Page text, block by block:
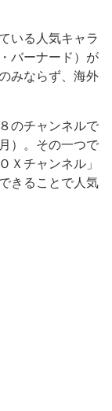
いる人気キャラ
バーナード）が
みならず、海外
のチャンネルで
）。その一つで
Ｘチャンネル」
きることで人気